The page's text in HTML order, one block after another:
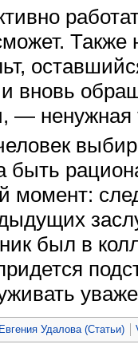
Также
вновь
— ненужная
быть
момент:
был в
Евгения Удалова (Статьи)